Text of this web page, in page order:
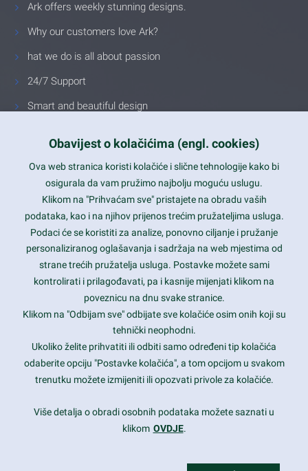
Ark offers weekly stunning designs.
Why our customers love Ark?
hat we do is all about passion
24/7 Support
Smart and beautiful design
Latest trends and much more...
Contact Info
1600 Amphitheatre Parkway, Mountain View, CA 94043
prothemes.net@gmail.com
Daily: 9:00 am - 6:00 pm
Sunday: Closed
Copyright 2017FRESHFACE© All Rights Reserved
Obavijest o kolačićima (engl. cookies)
Ova web stranica koristi kolačiće i slične tehnologije kako bi
osigurala da vam pružimo najbolju moguću uslugu.
Klikom na "Prihvaćam sve" pristajete na obradu vaših
podataka, kao i na njihov prijenos trećim pružateljima usluga.
Podaci će se koristiti za analize, ponovno ciljanje i pružanje
personaliziranog oglašavanja i sadržaja na web mjestima od
strane trećih pružatelja usluga. Postavke možete sami
kontrolirati i prilagođavati, pa i kasnije mijenjati klikom na
poveznicu na dnu svake stranice.
Klikom na "Odbijam sve" odbijate sve kolačiće osim onih koji su
tehnički neophodni.
Ukoliko želite prihvatiti ili odbiti samo određeni tip kolačića
odaberite opciju "Postavke kolačića", a tom opcijom u svakom
trenutku možete izmijeniti ili opozvati privole za kolačiće.
Više detalja o obradi osobnih podataka možete saznati u
klikom OVDJE.